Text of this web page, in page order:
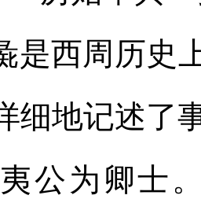
是西周历史
细地记述了
公为卿士